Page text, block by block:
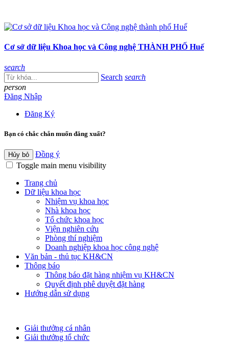
Cơ sở dữ liệu Khoa học và Công nghệ THÀNH PHỐ Huế
search
Search search
person
Đăng Nhập
Đăng Ký
Bạn có chắc chắn muốn đăng xuất?
Hủy bỏ
Đồng ý
Toggle main menu visibility
Trang chủ
Dữ liệu khoa học
Nhiệm vụ khoa học
Nhà khoa học
Tổ chức khoa học
Viện nghiên cứu
Phòng thí nghiệm
Doanh nghiệp khoa học công nghệ
Văn bản - thủ tục KH&CN
Thông báo
Thông báo đặt hàng nhiệm vụ KH&CN
Quyết định phê duyệt đặt hàng
Hướng dẫn sử dụng
Giải thưởng cá nhân
Giải thưởng tổ chức